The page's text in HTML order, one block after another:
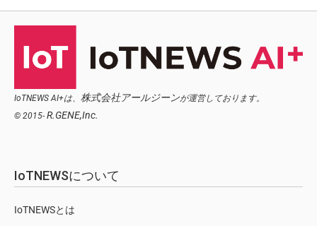
IoTNEWS AI+は、 株式会社アールジーンが運営しております。
© 2015- R.GENE,Inc.
IoTNEWSについて
IoTNEWSとは